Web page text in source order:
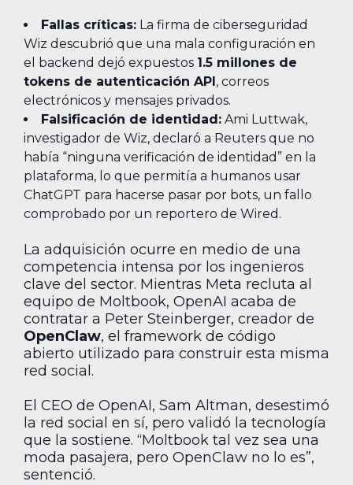
Fallas críticas: La firma de ciberseguridad
Wiz descubrió que una mala configuración en
el backend dejó expuestos 1.5 millones de
tokens de autenticación API, correos
electrónicos y mensajes privados.
Falsificación de identidad: Ami Luttwak,
investigador de Wiz, declaró a Reuters que no
había “ninguna verificación de identidad” en la
plataforma, lo que permitía a humanos usar
ChatGPT para hacerse pasar por bots, un fallo
comprobado por un reportero de Wired.
La adquisición ocurre en medio de una
competencia intensa por los ingenieros
clave del sector. Mientras Meta recluta al
equipo de Moltbook, OpenAI acaba de
contratar a Peter Steinberger, creador de
OpenClaw, el framework de código
abierto utilizado para construir esta misma
red social.
El CEO de OpenAI, Sam Altman, desestimó
la red social en sí, pero validó la tecnología
que la sostiene. “Moltbook tal vez sea una
moda pasajera, pero OpenClaw no lo es”,
sentenció.